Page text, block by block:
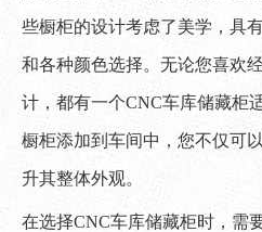
些橱柜的设计考虑了美学，具
和各种颜色选择。无论您喜欢
计，都有一个CNC车库储藏柜
橱柜添加到车间中，您不仅可
升其整体外观。
在选择CNC车库储藏柜时，需